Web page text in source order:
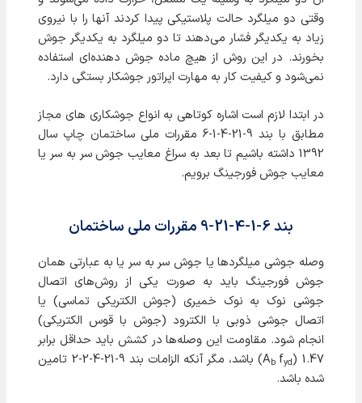
وقتی دو میلگرد حالت پلاستیکی پیدا کردند آنها را با نیروی
زیاد به یکدیگر فشار می‌دهند تا دو میلگرد به یکدیگر جوش
بخورند. در این روش از هیچ ماده جوش دهنده‌ای استفاده
نمی‌شود و کیفیت کار به مهارت اپراتور جوشکار بستگی دارد.
در ابتدا لازم است اشاره کوتاهی به انواع جوشکاری های مجاز
مطابق با بند 9-21-4-1-6 مقررات ملی ساختمان چاپ سال
1392 داشته باشیم تا بعد به سراغ معایب جوش سر به سر یا
معایب جوش فورجینگ برویم.
بند 6-1-4-21-9 مقررات ملی ساختمان
وصله جوشی میلگردها یا جوش سر به سر یا به عبارتی همان
جوش فورجینگ باید به صورت یکی از روش‌های اتصال
جوشی نوک به نوک خمیری (جوش الکتریکی تماسی) یا
اتصال جوشی ذوبی با الکترود (جوش با قوس الکتریکی)
انجام شود. مقاومت این وصله‌ها در کشش باید حداقل برابر
Ab fyd
) 1.47) باشد، مگر آنکه الزامات بند 9-21-4-2-2 تامین
شده باشد.